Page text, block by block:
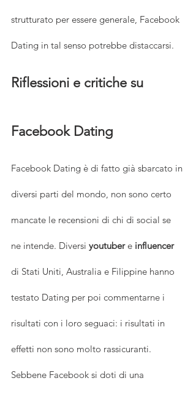
strutturato per essere generale, Facebook
Dating in tal senso potrebbe distaccarsi.
Riflessioni e critiche su
Facebook Dating
Facebook Dating è di fatto già sbarcato in
diversi parti del mondo, non sono certo
mancate le recensioni di chi di social se
ne intende. Diversi youtuber e influencer
di Stati Uniti, Australia e Filippine hanno
testato Dating per poi commentarne i
risultati con i loro seguaci: i risultati in
effetti non sono molto rassicuranti.
Sebbene Facebook si doti di una